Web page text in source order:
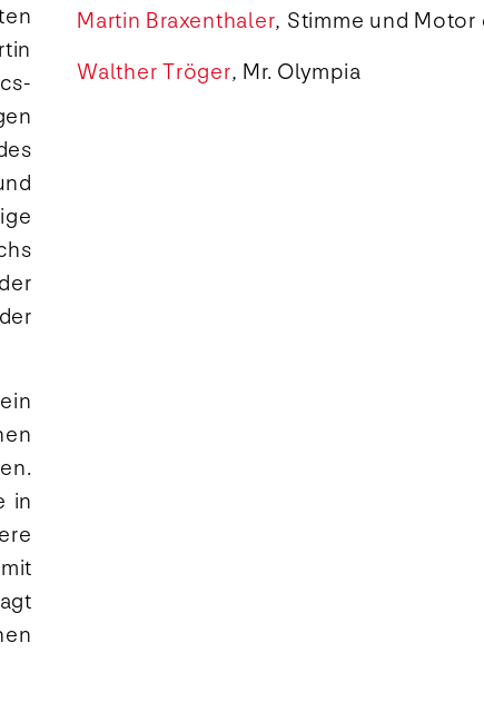
in
Martin Braxenthaler, Stimme und
Walther Tröger, Mr. Olympia